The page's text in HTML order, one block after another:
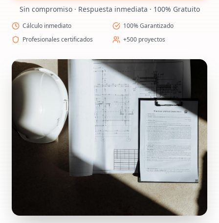
Sin compromiso · Respuesta inmediata · 100% Gratuito
Cálculo inmediato
100% Garantizado
Profesionales certificados
+500 proyectos